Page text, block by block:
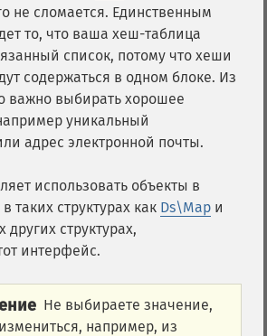
не сломается. Единственным
то, что ваша хеш-таблица
список, потому что хеши
содержаться в одном блоке. Из
важно выбирать хорошее
уникальный
адрес электронной почты.
использовать объекты в
таких структурах как Ds\Map и
структурах,
интерфейс.
Не выбираете значение,
например, из